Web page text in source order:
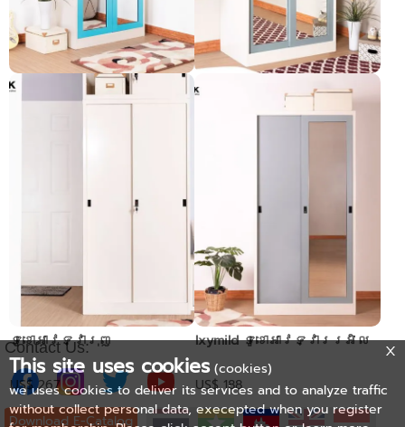
Glass-door wardrobe
Mirror glass sliding
ទូខោអាវទ្វារុញ
US$ 267
Ixymild ទូខោអាវទ្វាររអិល
US$ 188
Contact Us:
Download E-Catalog
This site uses cookies (cookies)
we uses cookies to deliver its services and to analyze traffic
without collect personal data, execepted when you register